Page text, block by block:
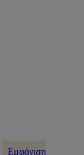
Εμφάνιση